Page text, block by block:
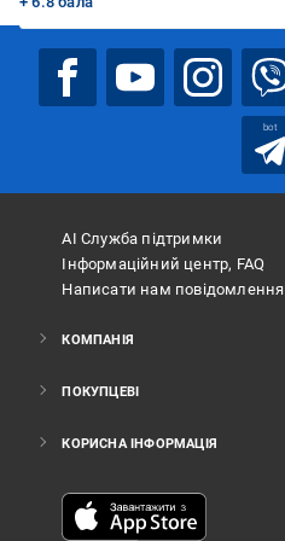
bot
АІ Служба підтримки
Інформаційний центр, FAQ
Написати нам повідомлення
КОМПАНІЯ
ПОКУПЦЕВІ
КОРИСНА ІНФОРМАЦІЯ